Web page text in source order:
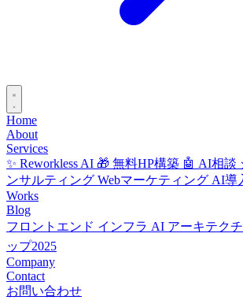
Home
About
Services
✨ Reworkless AI 🎁 無料HP構築 🤖 AI相談
ンサルティング Webマーケティング AI導
Works
Blog
フロントエンド インフラ AI アーキテク
ップ2025
Company
Contact
お問い合わせ